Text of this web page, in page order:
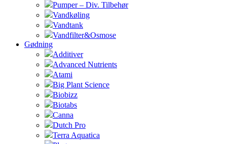
Pumper – Div. Tilbehør
Vandkøling
Vandtank
Vandfilter&Osmose
Gødning
Additiver
Advanced Nutrients
Atami
Big Plant Science
Biobizz
Biotabs
Canna
Dutch Pro
Terra Aquatica